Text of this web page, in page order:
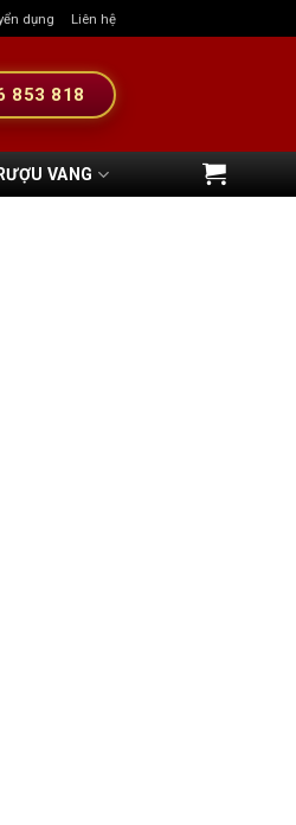
dụng Liên hệ
853 818
VANG